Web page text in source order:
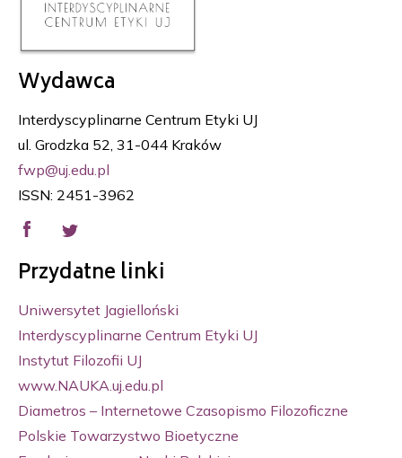
Wydawca
Interdyscyplinarne Centrum Etyki UJ
ul. Grodzka 52, 31-044 Kraków
fwp@uj.edu.pl
ISSN: 2451-3962
Przydatne linki
Uniwersytet Jagielloński
Interdyscyplinarne Centrum Etyki UJ
Instytut Filozofii UJ
www.NAUKA.uj.edu.pl
Diametros – Internetowe Czasopismo Filozoficzne
Polskie Towarzystwo Bioetyczne